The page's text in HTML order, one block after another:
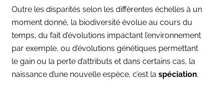
Outre les disparités selon les différentes échelles à un
moment donné, la biodiversité évolue au cours du
temps, du fait d’évolutions impactant l’environnement
par exemple, ou d’évolutions génétiques permettant
le gain ou la perte d’attributs et dans certains cas, la
naissance d’une nouvelle espèce, c’est la spéciation.